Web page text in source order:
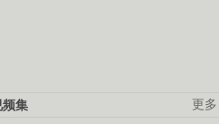
更多
频集